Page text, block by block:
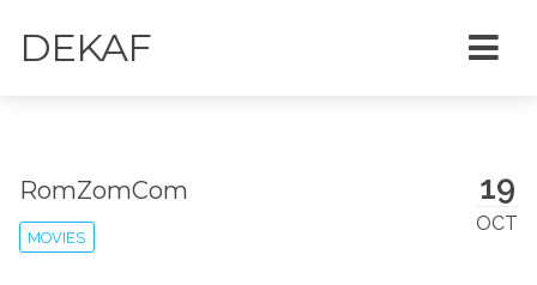
DEKAF
19
OCT
RomZomCom
MOVIES